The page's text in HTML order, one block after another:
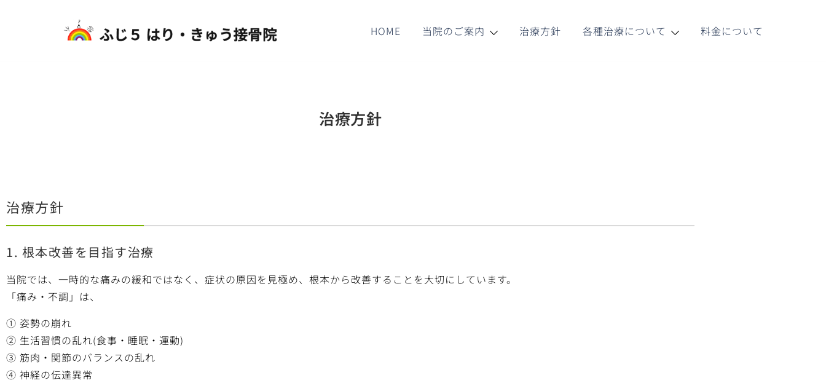
HOME 当院のご案内 治療方針 各種治療について 料金について
治療方針
治療方針
1. 根本改善を目指す治療
当院では、一時的な痛みの緩和ではなく、症状の原因を見極め、根本から改善することを大切にしています。
「痛み・不調」は、
① 姿勢の崩れ
② 生活習慣の乱れ(食事・睡眠・運動)
③ 筋肉・関節のバランスの乱れ
④ 神経の伝達異常